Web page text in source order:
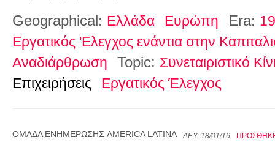
Geographical: Ελλάδα Ευρώπη Era:
Εργατικός 'Ελεγχος ενάντια στην
Αναδιάρθρωση
Topic: Συνεταιριστικό
Επιχειρήσεις
Εργατικός Έλεγχος
ΟΜΆΔΑ ΕΝΗΜΈΡΩΣΗΣ AMERICA LATINA ΔΕΥ, 18/01/16